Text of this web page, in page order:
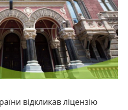
відкликав ліцензію